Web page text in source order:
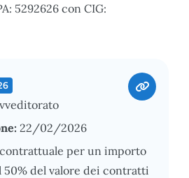
5292626 con CIG:
22/02/2026
per un importo
del valore dei contratti